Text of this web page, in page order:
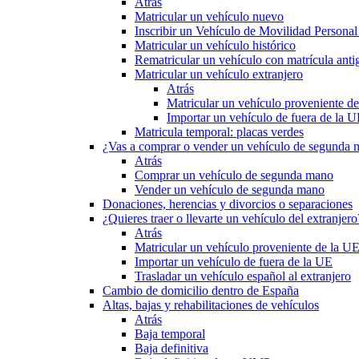
Matricular un vehículo nuevo
Inscribir un Vehículo de Movilidad
Matricular un vehículo histórico
Rematricular un vehículo con matrícula
Matricular un vehículo extranjero
Atrás
Matricular un vehículo proveniente
Importar un vehículo de fuera de la
Matricula temporal: placas verdes
¿Vas a comprar o vender un vehículo de segunda
Atrás
Comprar un vehículo de segunda mano
Vender un vehículo de segunda mano
Donaciones, herencias y divorcios o separaciones
¿Quieres traer o llevarte un vehículo del
Atrás
Matricular un vehículo proveniente de la UE
Importar un vehículo de fuera de la UE
Trasladar un vehículo español al extranjero
Cambio de domicilio dentro de España
Altas, bajas y rehabilitaciones de vehículos
Atrás
Baja temporal
Baja definitiva